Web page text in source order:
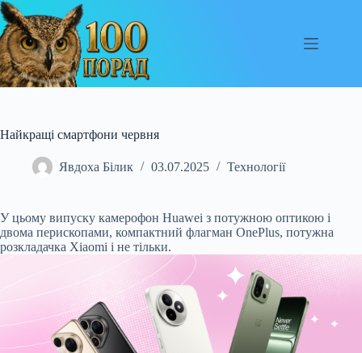
Перейти
до
вмісту
Найкращі смартфони червня
Явдоха Білик 03.07.2025 Технології
У цьому випуску камерофон Huawei з потужною оптикою і
двома перископами, компактний флагман OnePlus, потужна
розкладачка Xiaomi і не тільки.